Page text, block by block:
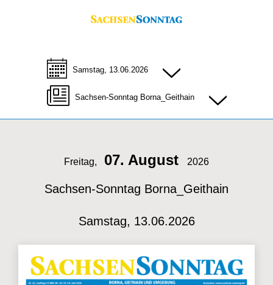
Samstag, 13.06.2026
Sachsen-Sonntag Borna_Geithain
Freitag, 07. August 2026
Sachsen-Sonntag Borna_Geithain
Samstag, 13.06.2026